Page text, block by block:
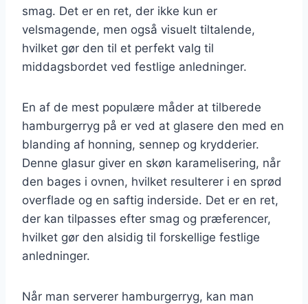
smag. Det er en ret, der ikke kun er
velsmagende, men også visuelt tiltalende,
hvilket gør den til et perfekt valg til
middagsbordet ved festlige anledninger.
En af de mest populære måder at tilberede
hamburgerryg på er ved at glasere den med en
blanding af honning, sennep og krydderier.
Denne glasur giver en skøn karamelisering, når
den bages i ovnen, hvilket resulterer i en sprød
overflade og en saftig inderside. Det er en ret,
der kan tilpasses efter smag og præferencer,
hvilket gør den alsidig til forskellige festlige
anledninger.
Når man serverer hamburgerryg, kan man